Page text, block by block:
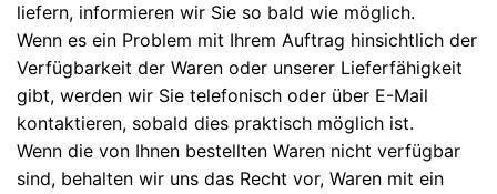
liefern, informieren wir Sie so bald wie möglich.
Wenn es ein Problem mit Ihrem Auftrag hinsichtlich der
Verfügbarkeit der Waren oder unserer Lieferfähigkeit
gibt, werden wir Sie telefonisch oder über E-Mail
kontaktieren, sobald dies praktisch möglich ist.
Wenn die von Ihnen bestellten Waren nicht verfügbar
sind, behalten wir uns das Recht vor, Waren mit ein